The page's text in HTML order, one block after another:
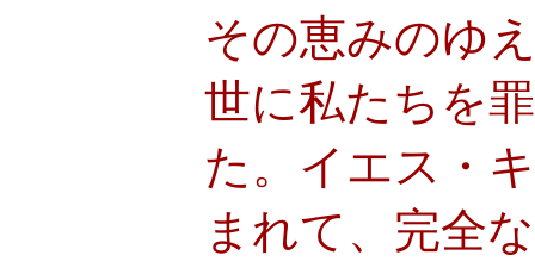
その恵みのゆ
世に私たちを
た。イエス・
まれて、完全